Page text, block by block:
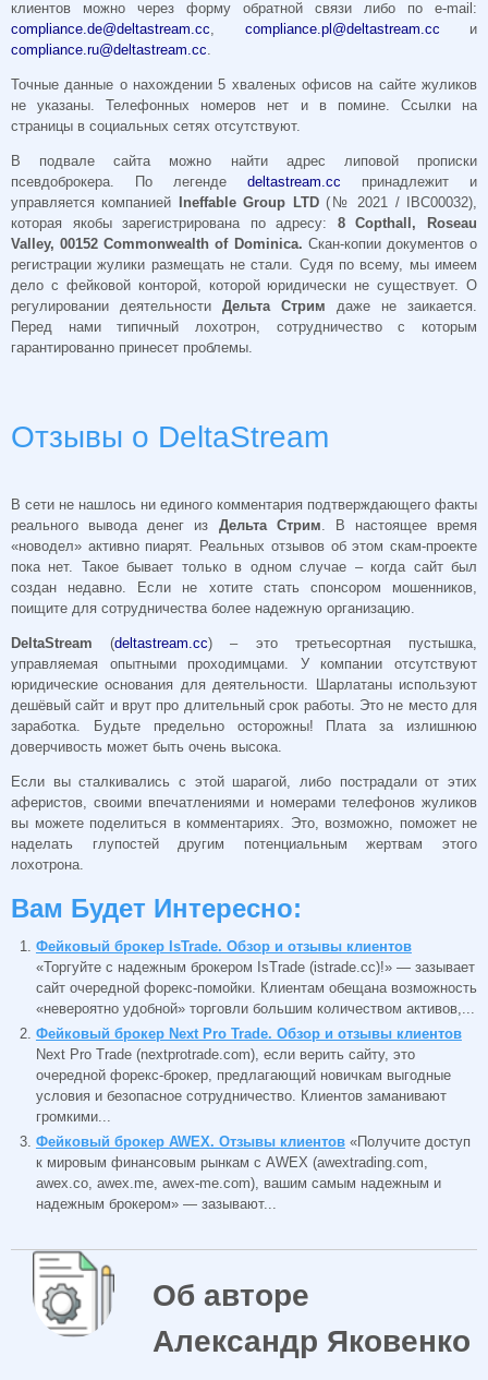
клиентов можно через форму обратной связи либо по e-mail:
compliance.de@deltastream.cc, compliance.pl@deltastream.cc и
compliance.ru@deltastream.cc.
Точные данные о нахождении 5 хваленых офисов на сайте жуликов
не указаны. Телефонных номеров нет и в помине. Ссылки на
страницы в социальных сетях отсутствуют.
В подвале сайта можно найти адрес липовой прописки
псевдоброкера. По легенде deltastream.cc принадлежит и
управляется компанией
Ineffable Group LTD(№ 2021 / IBC00032),
которая якобы зарегистрирована по адресу: 8 Copthall, Roseau
Valley, 00152 Commonwealth of Dominica. Скан-копии документов о
регистрации жулики размещать не стали. Судя по всему, мы имеем
дело с фейковой конторой, которой юридически не существует. О
регулировании деятельности Дельта Стрим даже не заикается.
Перед нами типичный лохотрон, сотрудничество с которым
гарантированно принесет проблемы.
Отзывы о DeltaStream
В сети не нашлось ни единого комментария подтверждающего факты
реального вывода денег из Дельта Стрим. В настоящее время
«новодел» активно пиарят. Реальных отзывов об этом скам-проекте
пока нет. Такое бывает только в одном случае – когда сайт был
создан недавно. Если не хотите стать спонсором мошенников,
поищите для сотрудничества более надежную организацию.
DeltaStream (deltastream.cc) – это третьесортная пустышка,
управляемая опытными проходимцами. У компании отсутствуют
юридические основания для деятельности. Шарлатаны используют
дешёвый сайт и врут про длительный срок работы. Это не место для
заработка. Будьте предельно осторожны! Плата за излишнюю
доверчивость может быть очень высока.
Если вы сталкивались с этой шарагой, либо пострадали от этих
аферистов, своими впечатлениями и номерами телефонов жуликов
вы можете поделиться в комментариях. Это, возможно, поможет не
наделать глупостей другим потенциальным жертвам этого
лохотрона.
Вам Будет Интересно:
Фейковый брокер IsTrade. Обзор и отзывы клиентов
«Торгуйте с надежным брокером IsTrade (istrade.cc)!» — зазывает
сайт очередной форекс-помойки. Клиентам обещана возможность
«невероятно удобной» торговли большим количеством активов,...
Фейковый брокер Next Pro Trade. Обзор и отзывы клиентов
Next Pro Trade (nextprotrade.com), если верить сайту, это
очередной форекс-брокер, предлагающий новичкам выгодные
условия и безопасное сотрудничество. Клиентов заманивают
громкими...
Фейковый брокер AWEX. Отзывы клиентов «Получите доступ
к мировым финансовым рынкам с AWEX (awextrading.com,
awex.co, awex.me, awex-me.com), вашим самым надежным и
надежным брокером» — зазывают...
Об авторе
Александр Яковенко